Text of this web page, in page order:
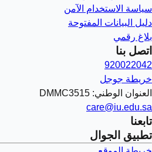
سياسة الاستخدام الآمن
دليل البيانات المفتوحة
بلاغ رقمي
اتصل بنا
920022042
خريطة جوجل
العنوان الوطني: DMMC3515
care@iu.edu.sa
تابعنا
تطبيق الجوال